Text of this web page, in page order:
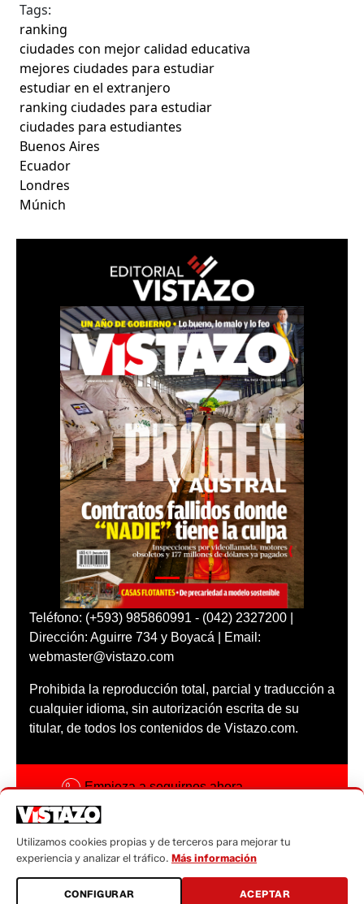
Tags:
ranking
ciudades con mejor calidad educativa
mejores ciudades para estudiar
estudiar en el extranjero
ranking ciudades para estudiar
ciudades para estudiantes
Buenos Aires
Ecuador
Londres
Múnich
Teléfono: (+593) 985860991 - (042) 2327200 |
Dirección: Aguirre 734 y Boyacá | Email:
webmaster@vistazo.com
Prohibida la reproducción total, parcial y traducción a
cualquier idioma, sin autorización escrita de su
titular, de todos los contenidos de Vistazo.com.
Empieza a seguirnos ahora
Código ética
Sugerencias a:
sugerencias@vistazo.com
Utilizamos cookies propias y de terceros para mejorar tu
experiencia y analizar el tráfico. Más información
CONFIGURAR ACEPTAR